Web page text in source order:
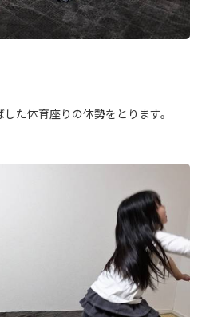
た体育座りの体勢をとります。